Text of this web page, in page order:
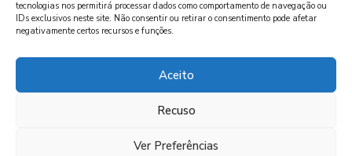
tecnologias nos permitirá processar dados como comportamento de navegação ou
IDs exclusivos neste site. Não consentir ou retirar o consentimento pode afetar
negativamente certos recursos e funções.
Aceito
Recuso
Ver Preferências
POLÍTICA DE PRIVACIDADE
DAS DENÚNCIAS